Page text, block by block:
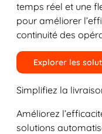
temps réel et une
pour améliorer
continuité des
Explorer les
Simplifiez la
Améliorez
solutions